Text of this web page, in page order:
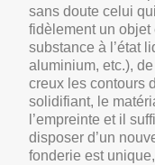
sans doute celui
fidèlement un objet
substance à l’état
aluminium, etc.),
creux les contours
solidifiant, le
l’empreinte et il
disposer d’un
fonderie est